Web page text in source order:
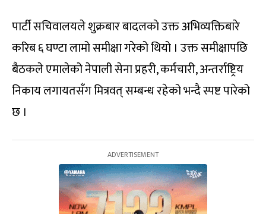
पार्टी सचिवालयले शुक्रबार बादलकाे उक्त अभिव्यक्तिबारे
करिब ६ घण्टा लामो समीक्षा गरेको थियो । उक्त समीक्षापछि
बैठकले एमालेको नेपाली सेना प्रहरी, कर्मचारी, अन्तर्राष्ट्रिय
निकाय लगायतसँग मित्रवत् सम्बन्ध रहेको भन्दै स्पष्ट पारेको
छ ।